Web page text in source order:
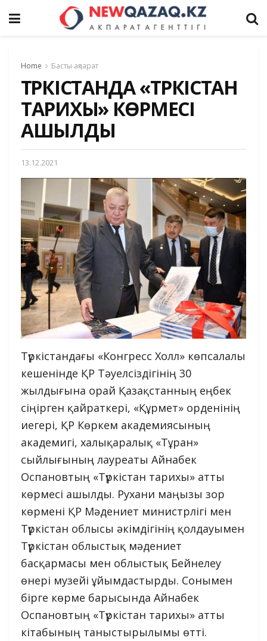
Home Басты ақпарат
ТҮРКІСТАНДА «ТҮРКІСТАН
ТАРИХЫ» КӨРМЕСІ
АШЫЛДЫ
13.12.2021
Түркістандағы «Конгресс Холл» көпсалалы
кешенінде ҚР Тәуелсіздігінің 30
жылдығына орай Қазақстанның еңбек
сіңірген қайраткері, «Құрмет» орденінің
иегері, ҚР Көркем академиясының
академигі, халықаралық «Тұран»
сыйлығының лауреаты Айнабек
Оспановтың «Түркістан тарихы» атты
көрмесі ашылды. Рухани маңызы зор
көрмені ҚР Мәдениет министрлігі мен
Түркістан облысы әкімдігінің қолдауымен
Түркістан облыстық мәдениет
басқармасы мен облыстық Бейнелеу
өнері музейі ұйымдастырды. Сонымен
бірге көрме барысында Айнабек
Оспановтың «Түркістан тарихы» атты
кітабының таныстырылымы өтті.